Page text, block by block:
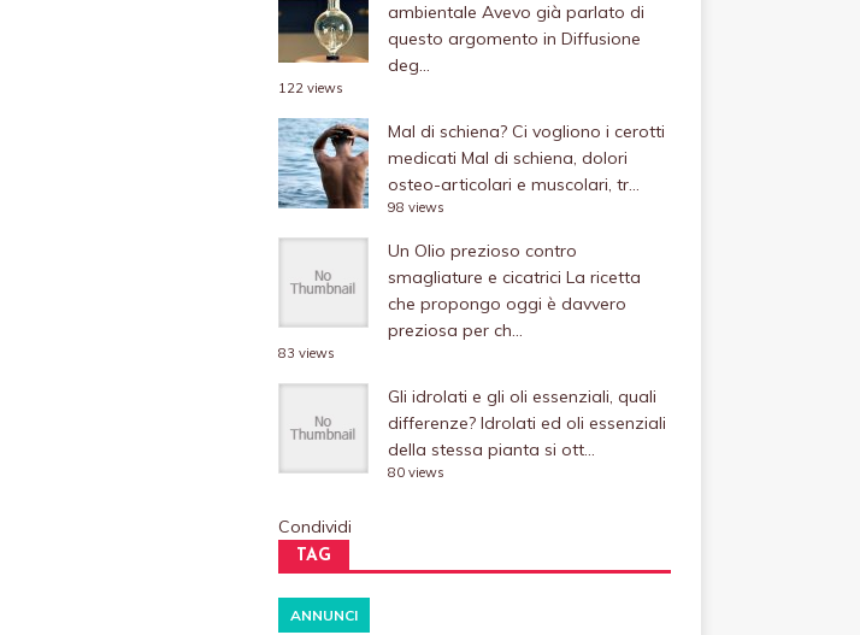
ambientale Avevo già parlato di
questo argomento in Diffusione
deg...
122 views
Mal di schiena? Ci vogliono i cerotti
medicati Mal di schiena, dolori
osteo-articolari e muscolari, tr...
98 views
Un Olio prezioso contro
smagliature e cicatrici La ricetta
che propongo oggi è davvero
preziosa per ch...
83 views
Gli idrolati e gli oli essenziali, quali
differenze? Idrolati ed oli essenziali
della stessa pianta si ott...
80 views
Condividi
TAG
ANNUNCI